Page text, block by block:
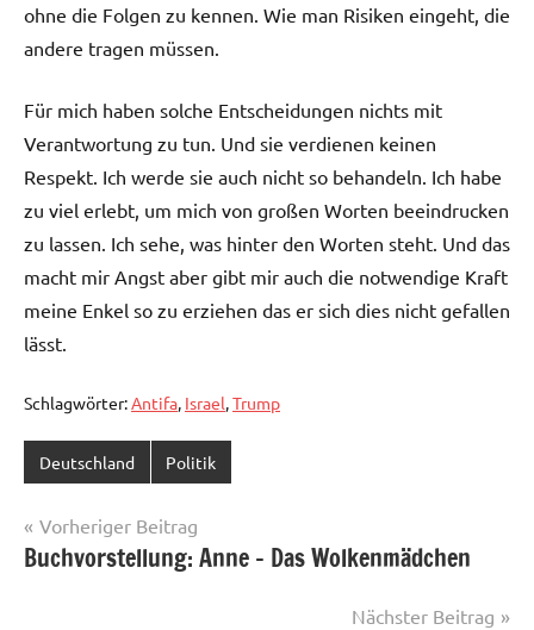
ohne die Folgen zu kennen. Wie man Risiken eingeht, die
andere tragen müssen.
Für mich haben solche Entscheidungen nichts mit
Verantwortung zu tun. Und sie verdienen keinen
Respekt. Ich werde sie auch nicht so behandeln. Ich habe
zu viel erlebt, um mich von großen Worten beeindrucken
zu lassen. Ich sehe, was hinter den Worten steht. Und das
macht mir Angst aber gibt mir auch die notwendige Kraft
meine Enkel so zu erziehen das er sich dies nicht gefallen
lässt.
Schlagwörter: Antifa Israel Trump
Deutschland Politik
Beitragsnavigation
Vorheriger Beitrag
Buchvorstellung: Anne – Das Wolkenmädchen
Nächster Beitrag